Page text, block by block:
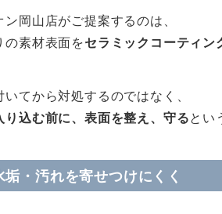
ン岡山店がご提案するのは、
の素材表面をセラミックコーティン
いてから対処するのではなく、
り込む前に、表面を整え、守るとい
・汚れを寄せつけにくく